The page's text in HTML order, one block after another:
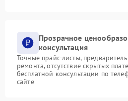
Прозрачное
консультация
Точные прайс-листы,
ремонта, отсутствие скрытых
бесплатной консультации по
сайте